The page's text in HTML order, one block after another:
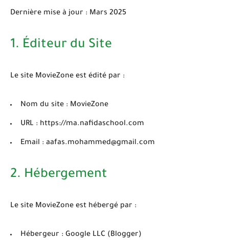
Dernière mise à jour : Mars 2025
1. Éditeur du Site
Le site MovieZone est édité par :
Nom du site : MovieZone
URL : https://ma.nafidaschool.com
Email : aafas.mohammed@gmail.com
2. Hébergement
Le site MovieZone est hébergé par :
Hébergeur : Google LLC (Blogger)